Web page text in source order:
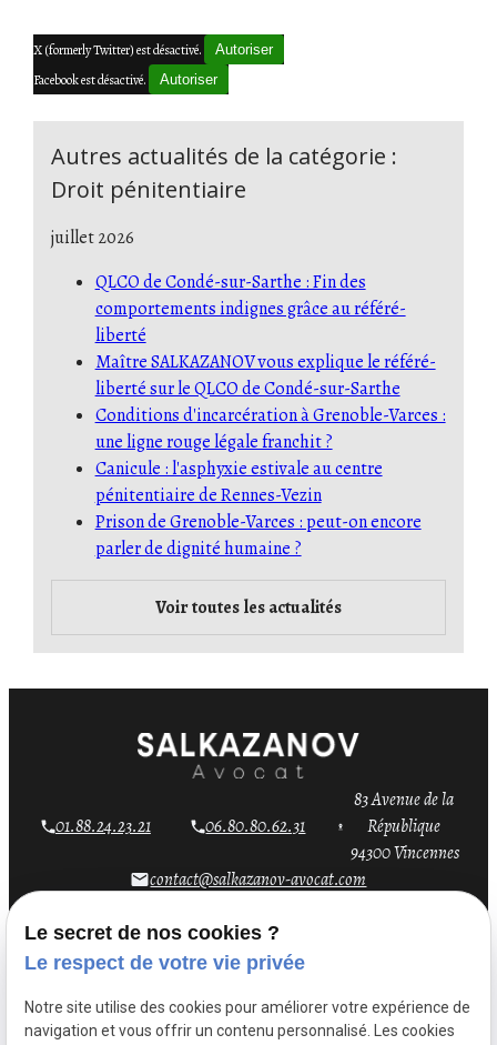
X (formerly Twitter) est désactivé. Autoriser
Facebook est désactivé. Autoriser
Autres actualités de la catégorie :
Droit pénitentiaire
juillet 2026
QLCO de Condé-sur-Sarthe : Fin des
comportements indignes grâce au référé-
liberté
Maître SALKAZANOV vous explique le référé-
liberté sur le QLCO de Condé-sur-Sarthe
Conditions d'incarcération à Grenoble-Varces :
une ligne rouge légale franchit ?
Canicule : l'asphyxie estivale au centre
pénitentiaire de Rennes-Vezin
Prison de Grenoble-Varces : peut-on encore
parler de dignité humaine ?
Voir toutes les actualités
01.88.24.23.21 06.80.80.62.31
83 Avenue de la
République
94300 Vincennes
emailcontact@salkazanov-avocat.com
Le secret de nos cookies ?
Le respect de votre vie privée
Notre site utilise des cookies pour améliorer votre expérience de
navigation et vous offrir un contenu personnalisé. Les cookies